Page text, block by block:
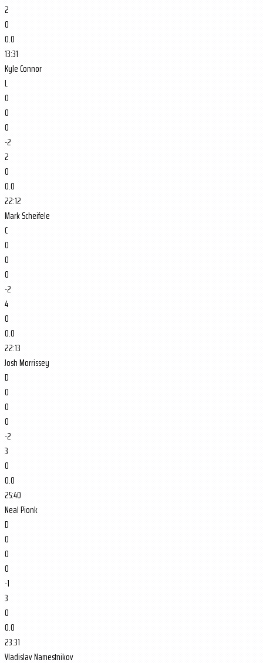
2
0
0.0
13:31
Kyle Connor
L
0
0
0
-2
2
0
0.0
22:12
Mark Scheifele
C
0
0
0
-2
4
0
0.0
22:13
Josh Morrissey
D
0
0
0
-2
3
0
0.0
25:40
Neal Pionk
D
0
0
0
-1
3
0
0.0
23:31
Vladislav Namestnikov